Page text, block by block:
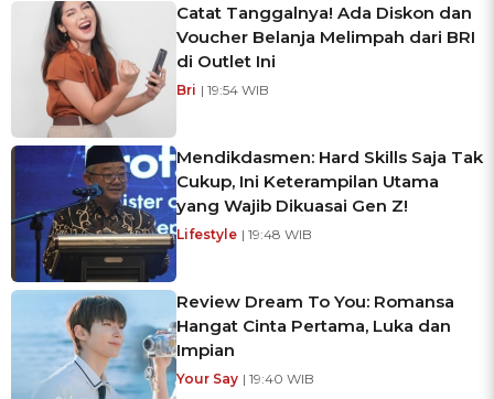
Catat Tanggalnya! Ada Diskon dan
Voucher Belanja Melimpah dari BRI
di Outlet Ini
Bri | 19:54 WIB
Mendikdasmen: Hard Skills Saja Tak
Cukup, Ini Keterampilan Utama
yang Wajib Dikuasai Gen Z!
Lifestyle | 19:48 WIB
Review Dream To You: Romansa
Hangat Cinta Pertama, Luka dan
Impian
Your Say | 19:40 WIB